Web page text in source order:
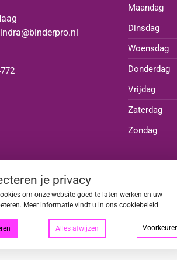
Maandag
Dinsdag
Woensdag
Donderdag
Vrijdag
Zaterdag
Zondag
je privacy
om onze website goed te laten werken en uw
Meer informatie vindt u in ons cookiebeleid.
Alles afwijzen